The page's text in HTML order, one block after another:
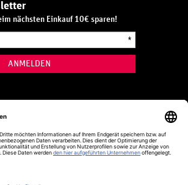
nächsten Einkauf 10€ sparen!
*
ANMELDEN
(D)
Festnetz
im Jahr